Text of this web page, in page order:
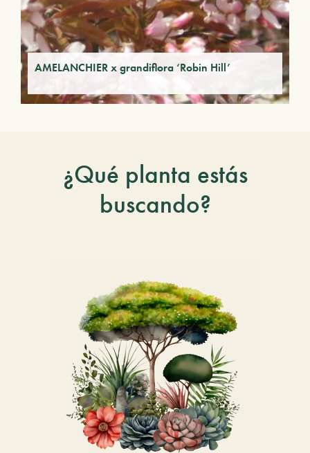
AMELANCHIER x grandiflora ‘Robin Hill’
¿Qué planta estás
buscando?